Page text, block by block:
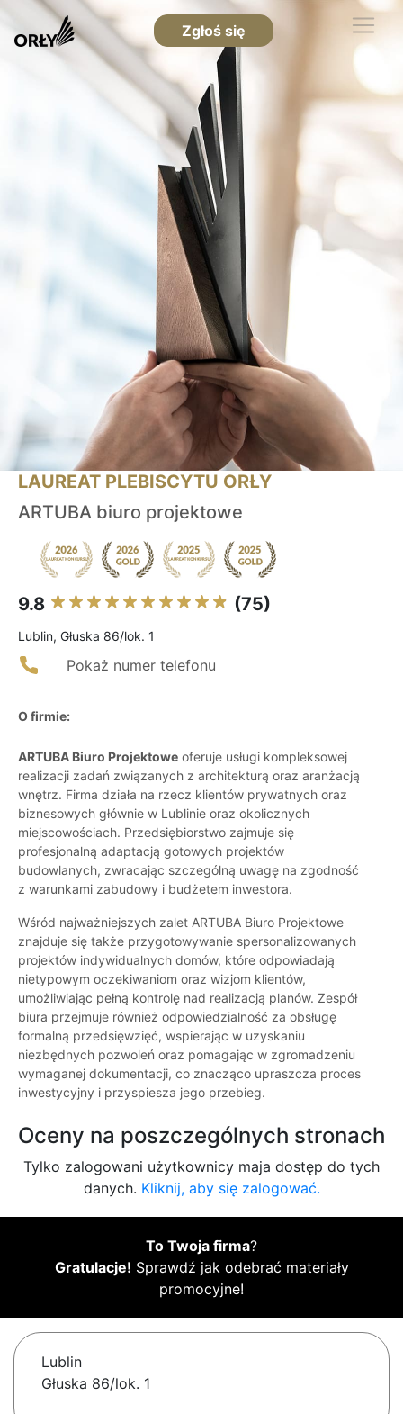
Zgłoś się
LAUREAT PLEBISCYTU ORŁY
ARTUBA biuro projektowe
9.8 (75)
Lublin, Głuska 86/lok. 1
Pokaż numer telefonu
O firmie:
ARTUBA Biuro Projektowe oferuje usługi kompleksowej
realizacji zadań związanych z architekturą oraz aranżacją
wnętrz. Firma działa na rzecz klientów prywatnych oraz
biznesowych głównie w Lublinie oraz okolicznych
miejscowościach. Przedsiębiorstwo zajmuje się
profesjonalną adaptacją gotowych projektów
budowlanych, zwracając szczególną uwagę na zgodność
z warunkami zabudowy i budżetem inwestora.
Wśród najważniejszych zalet ARTUBA Biuro Projektowe
znajduje się także przygotowywanie spersonalizowanych
projektów indywidualnych domów, które odpowiadają
nietypowym oczekiwaniom oraz wizjom klientów,
umożliwiając pełną kontrolę nad realizacją planów. Zespół
biura przejmuje również odpowiedzialność za obsługę
formalną przedsięwzięć, wspierając w uzyskaniu
niezbędnych pozwoleń oraz pomagając w zgromadzeniu
wymaganej dokumentacji, co znacząco upraszcza proces
inwestycyjny i przyspiesza jego przebieg.
Oceny na poszczególnych stronach
Tylko zalogowani użytkownicy maja dostęp do tych
danych. Kliknij, aby się zalogować.
To Twoja firma?
Gratulacje! Sprawdź jak odebrać materiały
promocyjne!
Lublin
Głuska 86/lok. 1